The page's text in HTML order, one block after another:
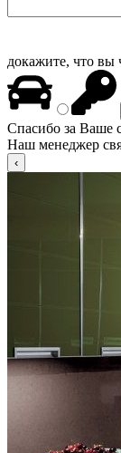
докажите, что вы
Спасибо за Ваше
Наш менеджер